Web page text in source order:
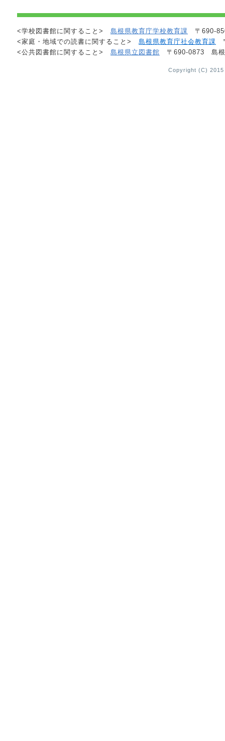
<学校図書館に関すること> 島根県教育庁学校教育課 〒690-
<家庭・地域での読書に関すること> 島根県教育庁社会教育課
<公共図書館に関すること> 島根県立図書館 〒690-0873 島根
Copyright (C)